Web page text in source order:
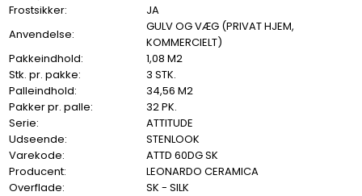
Frostsikker:
JA
Anvendelse:
GULV OG VÆG (PRIVAT HJEM,
KOMMERCIELT)
Pakkeindhold:
1,08 M2
Stk. pr. pakke:
3 STK.
Palleindhold:
34,56 M2
Pakker pr. palle:
32 PK.
Serie:
ATTITUDE
Udseende:
STENLOOK
Varekode:
ATTD 60DG SK
Producent:
LEONARDO CERAMICA
Overflade:
SK - SILK